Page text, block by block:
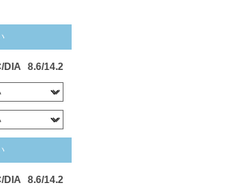
DIA 8.6/14.2
DIA 8.6/14.2